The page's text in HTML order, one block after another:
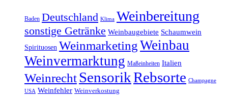
Baden Deutschland Klima Weinbereitung
sonstige Getränke Weinbaugebiete Schaumwein
Spirituosen WeinmarketingWeinbau
Weinvermarktung Maßeinheiten Italien
Weinrecht SensorikRebsorte Champagne
USA Weinfehler Weinverkostung